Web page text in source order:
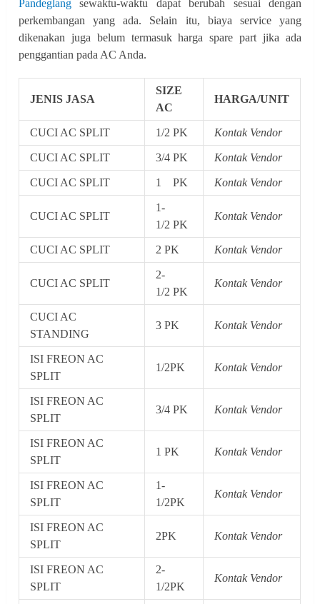
Pandeglang sewaktu-waktu dapat berubah sesuai dengan
perkembangan yang ada. Selain itu, biaya service yang
dikenakan juga belum termasuk harga spare part jika ada
penggantian pada AC Anda.
JENIS JASA
SIZE
AC
HARGA/UNIT
CUCI AC SPLIT 1/2 PK Kontak Vendor
CUCI AC SPLIT 3/4 PK Kontak Vendor
CUCI AC SPLIT 1 PK Kontak Vendor
CUCI AC SPLIT
1-
1/2 PK
Kontak Vendor
CUCI AC SPLIT 2 PK Kontak Vendor
CUCI AC SPLIT
2-
1/2 PK
Kontak Vendor
CUCI AC
STANDING
3 PK Kontak Vendor
ISI FREON AC
SPLIT
1/2PK Kontak Vendor
ISI FREON AC
SPLIT
3/4 PK Kontak Vendor
ISI FREON AC
SPLIT
1 PK Kontak Vendor
ISI FREON AC
SPLIT
1-
1/2PK
Kontak Vendor
ISI FREON AC
SPLIT
2PK Kontak Vendor
ISI FREON AC
SPLIT
2-
1/2PK
Kontak Vendor